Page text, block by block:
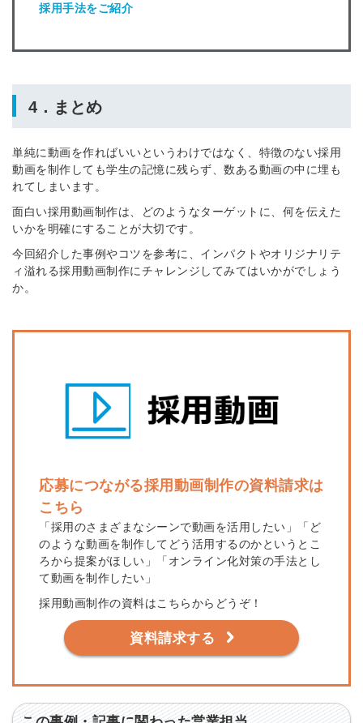
採用手法をご紹介
4．まとめ
単純に動画を作ればいいというわけではなく、特徴のない採用
動画を制作しても学生の記憶に残らず、数ある動画の中に埋も
れてしまいます。
面白い採用動画制作は、どのようなターゲットに、何を伝えた
いかを明確にすることが大切です。
今回紹介した事例やコツを参考に、インパクトやオリジナリテ
ィ溢れる採用動画制作にチャレンジしてみてはいかがでしょう
か。
応募につながる採用動画制作の資料請求は
こちら
「採用のさまざまなシーンで動画を活用したい」「ど
のような動画を制作してどう活用するのかというとこ
ろから提案がほしい」「オンライン化対策の手法とし
て動画を制作したい」
採用動画制作の資料はこちらからどうぞ！
資料請求する